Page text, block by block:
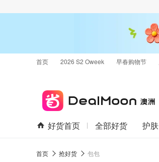
首页 2026 S2 Oweek 早春购物节
好货首页 全部好货 护肤
首页 抢好货 包包